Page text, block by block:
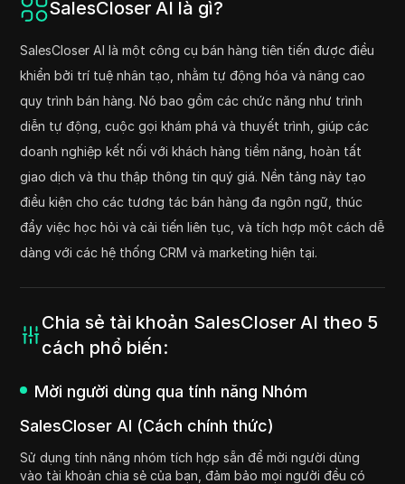
SalesCloser AI là gì?
SalesCloser AI là một công cụ bán hàng tiên tiến được điều
khiển bởi trí tuệ nhân tạo, nhằm tự động hóa và nâng cao
quy trình bán hàng. Nó bao gồm các chức năng như trình
diễn tự động, cuộc gọi khám phá và thuyết trình, giúp các
doanh nghiệp kết nối với khách hàng tiềm năng, hoàn tất
giao dịch và thu thập thông tin quý giá. Nền tảng này tạo
điều kiện cho các tương tác bán hàng đa ngôn ngữ, thúc
đẩy việc học hỏi và cải tiến liên tục, và tích hợp một cách dễ
dàng với các hệ thống CRM và marketing hiện tại.
Chia sẻ tài khoản SalesCloser AI theo 5
cách phổ biến:
Mời người dùng qua tính năng Nhóm
SalesCloser AI (Cách chính thức)
Sử dụng tính năng nhóm tích hợp sẵn để mời người dùng
vào tài khoản chia sẻ của bạn, đảm bảo mọi người đều có